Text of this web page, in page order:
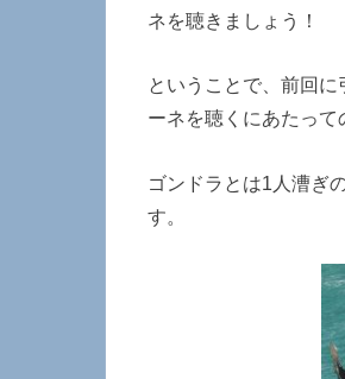
ネを聴きましょう！
ということで、前回
ーネを聴くにあたって
ゴンドラとは1人漕ぎ
す。